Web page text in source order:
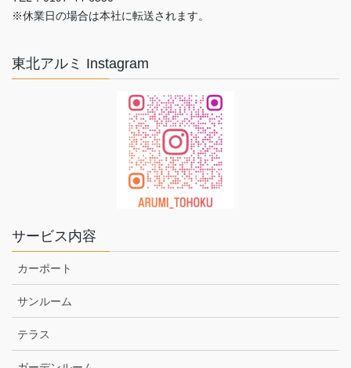
※休業日の場合は本社に転送されます。
東北アルミ Instagram
サービス内容
カーポート
サンルーム
テラス